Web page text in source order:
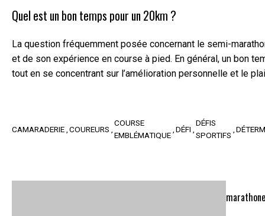
Quel est un bon temps pour un 20km ?
La question fréquemment posée concernant le semi-
et de son expérience en course à pied. En général, un bon
tout en se concentrant sur l’amélioration personnelle et le
CAMARADERIE COUREURS
COURSE
EMBLÉMATIQUE
DÉFI
DÉFIS
SPORTIFS